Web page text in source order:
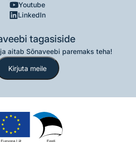
Youtube
LinkedIn
tagasiside
aitab Sõnaveebi paremaks teha!
Kirjuta meile